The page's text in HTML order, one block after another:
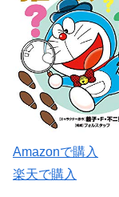
Amazonで購入
楽天で購入